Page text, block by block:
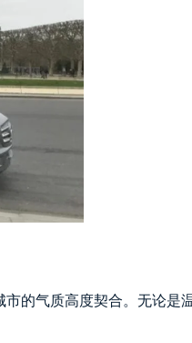
的气质高度契合。无论是